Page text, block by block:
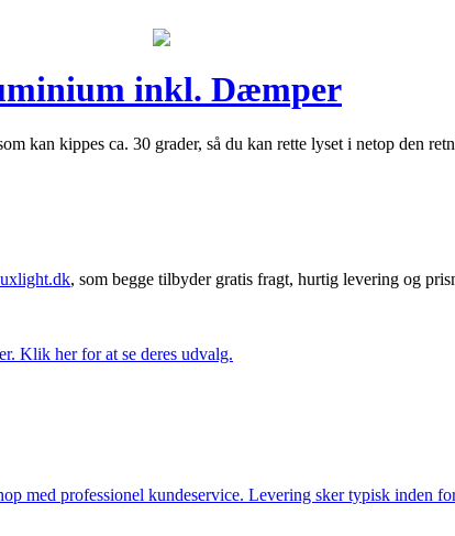
inkl. Dæmper
kan kippes ca. 30 grader, så du kan rette lyset i netop den
, som begge tilbyder gratis fragt, hurtig levering og
Klik her for at se deres udvalg.
med professionel kundeservice. Levering sker typisk inden